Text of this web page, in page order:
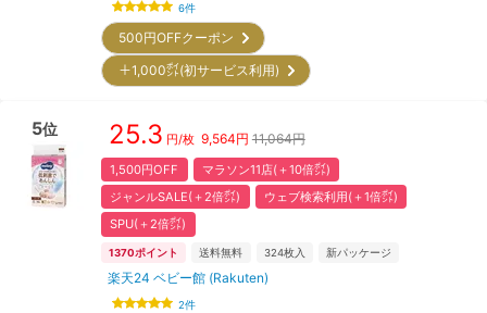
6件
500円OFFクーポン
＋1,000㌽(初サービス利用)
5位 25.3 円/枚 9,564円 11,064円
1,500円OFF
マラソン11店(＋10倍㌽)
ジャンルSALE(＋2倍㌽)
ウェブ検索利用(＋1倍㌽)
SPU(＋2倍㌽)
1370ポイント 送料無料 324枚入 新パッケージ
楽天24 ベビー館 (Rakuten)
2件